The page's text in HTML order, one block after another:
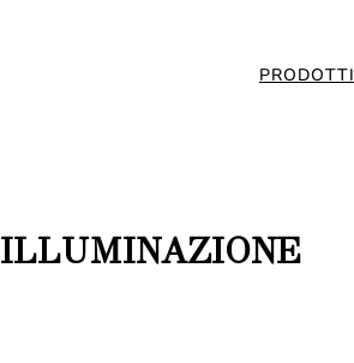
PRODOTTI
ILLUMINAZIONE